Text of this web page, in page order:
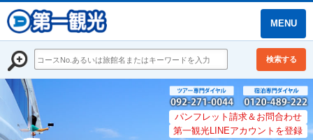
MENU
検索する
パンフレット請求＆お問合わせ
第一観光LINEアカウントを登録